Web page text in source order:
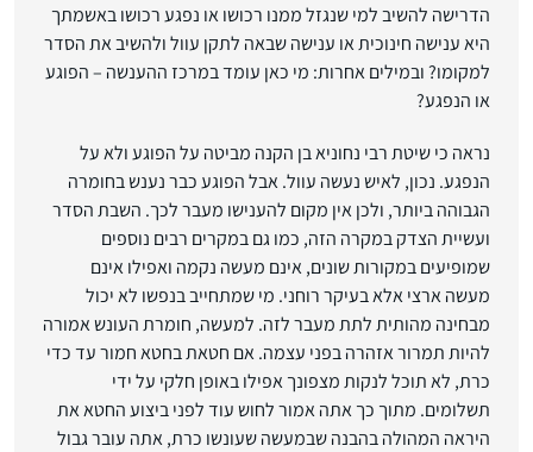
הדרישה להשיב למי שנגזל ממנו רכושו או נפגע רכושו באשמתך
היא ענישה חינוכית או ענישה שבאה לתקן עוול ולהשיב את הסדר
למקומו? ובמילים אחרות: מי כאן עומד במרכז ההענשה – הפוגע
או הנפגע?
נראה כי שיטת רבי נחוניא בן הקנה מביטה על הפוגע ולא על
הנפגע. נכון, לאיש נעשה עוול. אבל הפוגע כבר נענש בחומרה
הגבוהה ביותר, ולכן אין מקום להענישו מעבר לכך. השבת הסדר
ועשיית הצדק במקרה הזה, כמו גם במקרים רבים נוספים
שמופיעים במקורות שונים, אינם מעשה נקמה ואפילו אינם
מעשה ארצי אלא בעיקר רוחני. מי שמתחייב בנפשו לא יכול
מבחינה מהותית לתת מעבר לזה. למעשה, חומרת העונש אמורה
להיות תמרור אזהרה בפני עצמה. אם חטאת בחטא חמור עד כדי
כרת, לא תוכל לנקות מצפונך אפילו באופן חלקי על ידי
תשלומים. מתוך כך אתה אמור לחוש עוד לפני ביצוע החטא את
היראה המהולה בהבנה שבמעשה שעונשו כרת, אתה עובר גבול